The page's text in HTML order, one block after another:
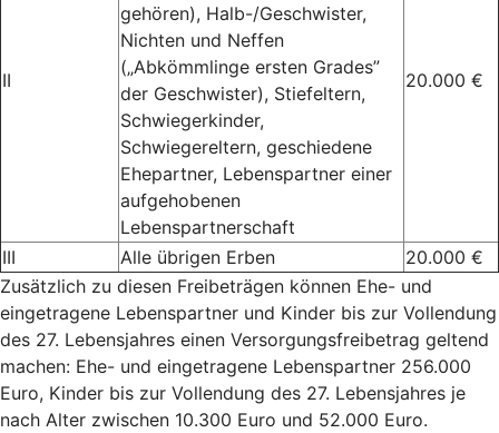
II
gehören), Halb-/Geschwister,
Nichten und Neffen
(„Abkömmlinge ersten Grades”
der Geschwister), Stiefeltern,
Schwiegerkinder,
Schwiegereltern, geschiedene
Ehepartner, Lebenspartner einer
aufgehobenen
Lebenspartnerschaft
20.000 €
III Alle übrigen Erben
20.000 €
Zusätzlich zu diesen Freibeträgen können Ehe- und
eingetragene Lebenspartner und Kinder bis zur Vollendung
des 27. Lebensjahres einen Versorgungsfreibetrag geltend
machen: Ehe- und eingetragene Lebenspartner 256.000
Euro, Kinder bis zur Vollendung des 27. Lebensjahres je
nach Alter zwischen 10.300 Euro und 52.000 Euro.